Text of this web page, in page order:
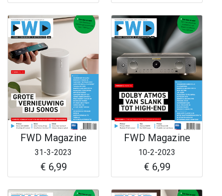
FWD Magazine
31-3-2023
€ 6,99
FWD Magazine
10-2-2023
€ 6,99